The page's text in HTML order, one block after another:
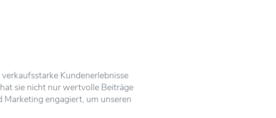
Kundenerlebnisse
sie nicht nur wertvolle Beiträge
engagiert, um unseren